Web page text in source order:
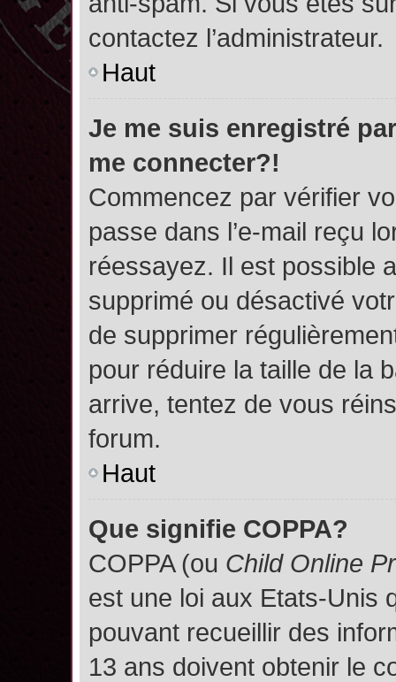
contactez l’administrateur.
Haut
Je me suis enregistré
me connecter?!
Commencez par vérifier
passe dans l’e-mail reçu
réessayez. Il est possible
supprimé ou désactivé
de supprimer
pour réduire la taille de la
arrive, tentez de vous
forum.
Haut
Que signifie COPPA?
COPPA (ou Child Online
est une loi aux Etats-Unis
pouvant recueillir des
13 ans doivent obtenir le